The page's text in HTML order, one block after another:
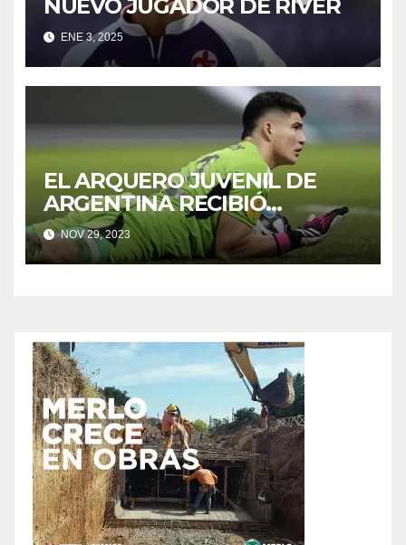
NUEVO JUGADOR DE RIVER
ENE 3, 2025
EL ARQUERO JUVENIL DE
ARGENTINA RECIBIÓ
INSULTOS POST DERROTA
NOV 29, 2023